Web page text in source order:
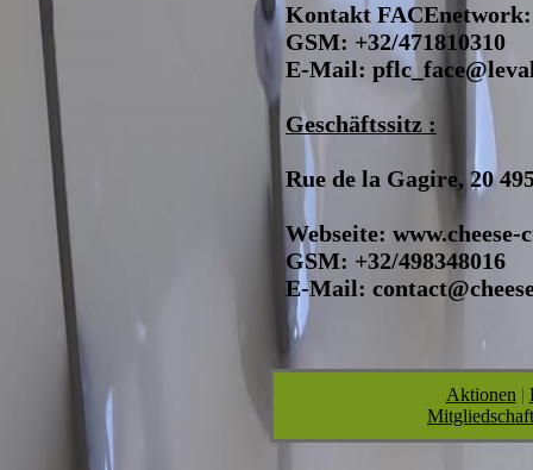
Kontakt
GSM: +32/471810310
E-Mail:
Geschäftssitz :
Rue de la Gagire, 20
Webseite: www.cheese-
GSM: +32/498348016
E-Mail:
Aktionen |
Mitgliedschaft